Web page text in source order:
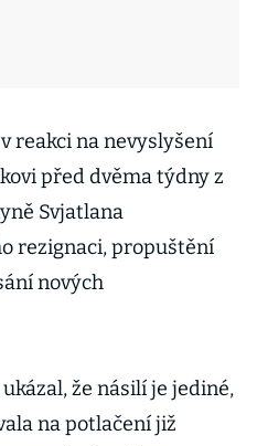
reakci na nevyslyšení
před dvěma týdny z
Svjatlana
rezignaci, propuštění
nových
že násilí je jediné,
na potlačení již